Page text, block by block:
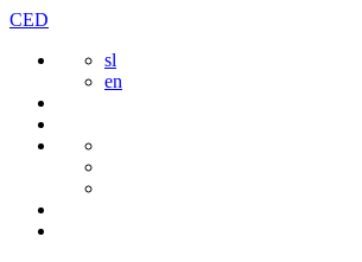
Preskoči
vsebine
CED
sl
en